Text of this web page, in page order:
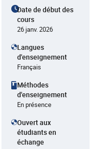
Date de début des
cours
26 janv. 2026
Langues
d'enseignement
Français
Méthodes
d'enseignement
En présence
Ouvert aux
étudiants en
échange